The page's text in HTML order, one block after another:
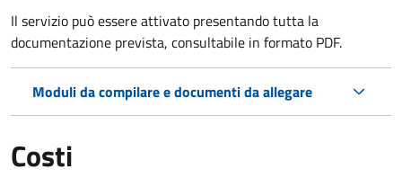
Il servizio può essere attivato presentando tutta la
documentazione prevista, consultabile in formato PDF.
Moduli da compilare e documenti da allegare
Costi